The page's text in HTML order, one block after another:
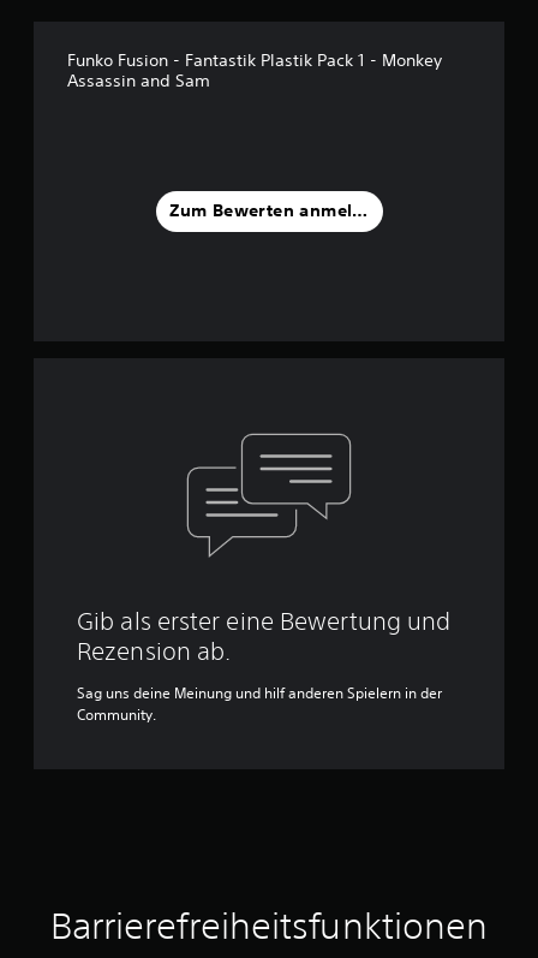
Funko Fusion - Fantastik Plastik Pack 1 - Monkey
Assassin and Sam
Zum Bewerten anmelden
Gib als erster eine Bewertung und
Rezension ab.
Sag uns deine Meinung und hilf anderen Spielern in der
Community.
Barrierefreiheitsfunktionen